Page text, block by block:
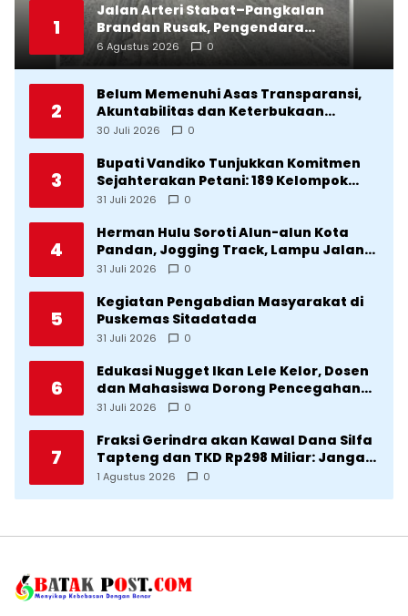
1
Jalan Arteri Stabat–Pangkalan
Brandan Rusak, Pengendara
Terancam Celaka
6 Agustus 2026 0
2
Belum Memenuhi Asas Transparansi,
Akuntabilitas dan Keterbukaan
Informasi, DPRD Tolak Ranperda
2025
30 Juli 2026 0
3
Bupati Vandiko Tunjukkan Komitmen
Sejahterakan Petani: 189 Kelompok
Tani Terima Bibit dan Alsintan
31 Juli 2026 0
4
Herman Hulu Soroti Alun-alun Kota
Pandan, Jogging Track, Lampu Jalan
Lingkar Kota yang Tak Terurus
31 Juli 2026 0
5
Kegiatan Pengabdian Masyarakat di
Puskemas Sitadatada
31 Juli 2026 0
6
Edukasi Nugget Ikan Lele Kelor, Dosen
dan Mahasiswa Dorong Pencegahan
Stunting di Desa Silangkitang
31 Juli 2026 0
7
Fraksi Gerindra akan Kawal Dana Silfa
Tapteng dan TKD Rp298 Miliar: Jangan
Sampai Pekerjaan Pusat dan Provinsi
1 Agustus 2026 0